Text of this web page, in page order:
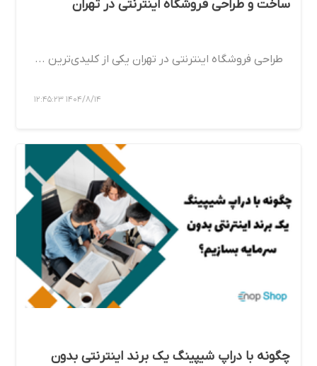
ساخت و طراحی فروشگاه اینترنتی در تهران
طراحی فروشگاه اینترنتی در تهران یکی از کلیدی‌ترین ...
1404/8/14 12:45:23
چگونه با دراپ شیپینگ یک برند اینترنتی بدون